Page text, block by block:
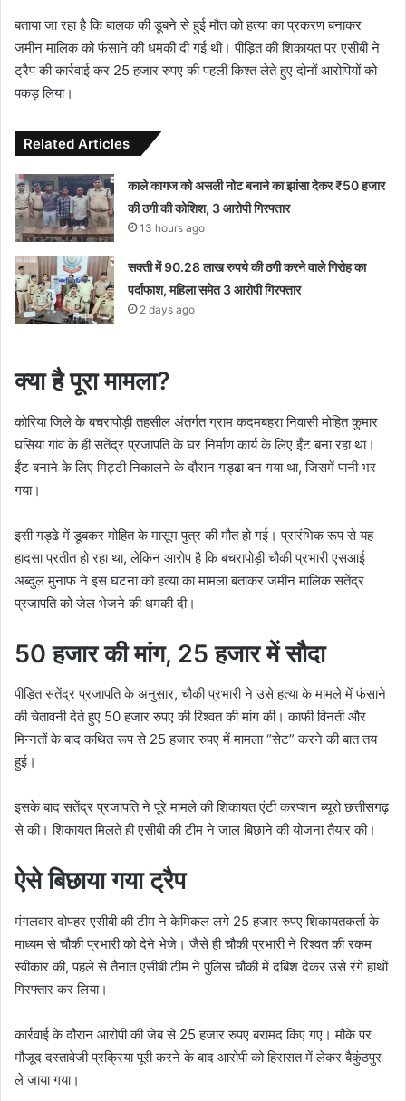
बताया जा रहा है कि बालक की डूबने से हुई मौत को हत्या का प्रकरण बनाकर
जमीन मालिक को फंसाने की धमकी दी गई थी। पीड़ित की शिकायत पर एसीबी ने
ट्रैप की कार्रवाई कर 25 हजार रुपए की पहली किश्त लेते हुए दोनों आरोपियों को
पकड़ लिया।
Related Articles
काले कागज को असली नोट बनाने का झांसा देकर ₹50 हजार
की ठगी की कोशिश, 3 आरोपी गिरफ्तार
13 hours ago
सक्ती में 90.28 लाख रुपये की ठगी करने वाले गिरोह का
पर्दाफाश, महिला समेत 3 आरोपी गिरफ्तार
2 days ago
क्या है पूरा मामला?
कोरिया जिले के बचरापोड़ी तहसील अंतर्गत ग्राम कदमबहरा निवासी मोहित कुमार
घसिया गांव के ही सतेंद्र प्रजापति के घर निर्माण कार्य के लिए ईंट बना रहा था।
ईंट बनाने के लिए मिट्टी निकालने के दौरान गड्ढा बन गया था, जिसमें पानी भर
गया।
इसी गड्ढे में डूबकर मोहित के मासूम पुत्र की मौत हो गई। प्रारंभिक रूप से यह
हादसा प्रतीत हो रहा था, लेकिन आरोप है कि बचरापोड़ी चौकी प्रभारी एसआई
अब्दुल मुनाफ ने इस घटना को हत्या का मामला बताकर जमीन मालिक सतेंद्र
प्रजापति को जेल भेजने की धमकी दी।
50 हजार की मांग, 25 हजार में सौदा
पीड़ित सतेंद्र प्रजापति के अनुसार, चौकी प्रभारी ने उसे हत्या के मामले में फंसाने
की चेतावनी देते हुए 50 हजार रुपए की रिश्वत की मांग की। काफी विनती और
मिन्नतों के बाद कथित रूप से 25 हजार रुपए में मामला “सेट” करने की बात तय
हुई।
इसके बाद सतेंद्र प्रजापति ने पूरे मामले की शिकायत एंटी करप्शन ब्यूरो छत्तीसगढ़
से की। शिकायत मिलते ही एसीबी की टीम ने जाल बिछाने की योजना तैयार की।
ऐसे बिछाया गया ट्रैप
मंगलवार दोपहर एसीबी की टीम ने केमिकल लगे 25 हजार रुपए शिकायतकर्ता के
माध्यम से चौकी प्रभारी को देने भेजे। जैसे ही चौकी प्रभारी ने रिश्वत की रकम
स्वीकार की, पहले से तैनात एसीबी टीम ने पुलिस चौकी में दबिश देकर उसे रंगे हाथों
गिरफ्तार कर लिया।
कार्रवाई के दौरान आरोपी की जेब से 25 हजार रुपए बरामद किए गए। मौके पर
मौजूद दस्तावेजी प्रक्रिया पूरी करने के बाद आरोपी को हिरासत में लेकर बैकुंठपुर
ले जाया गया।